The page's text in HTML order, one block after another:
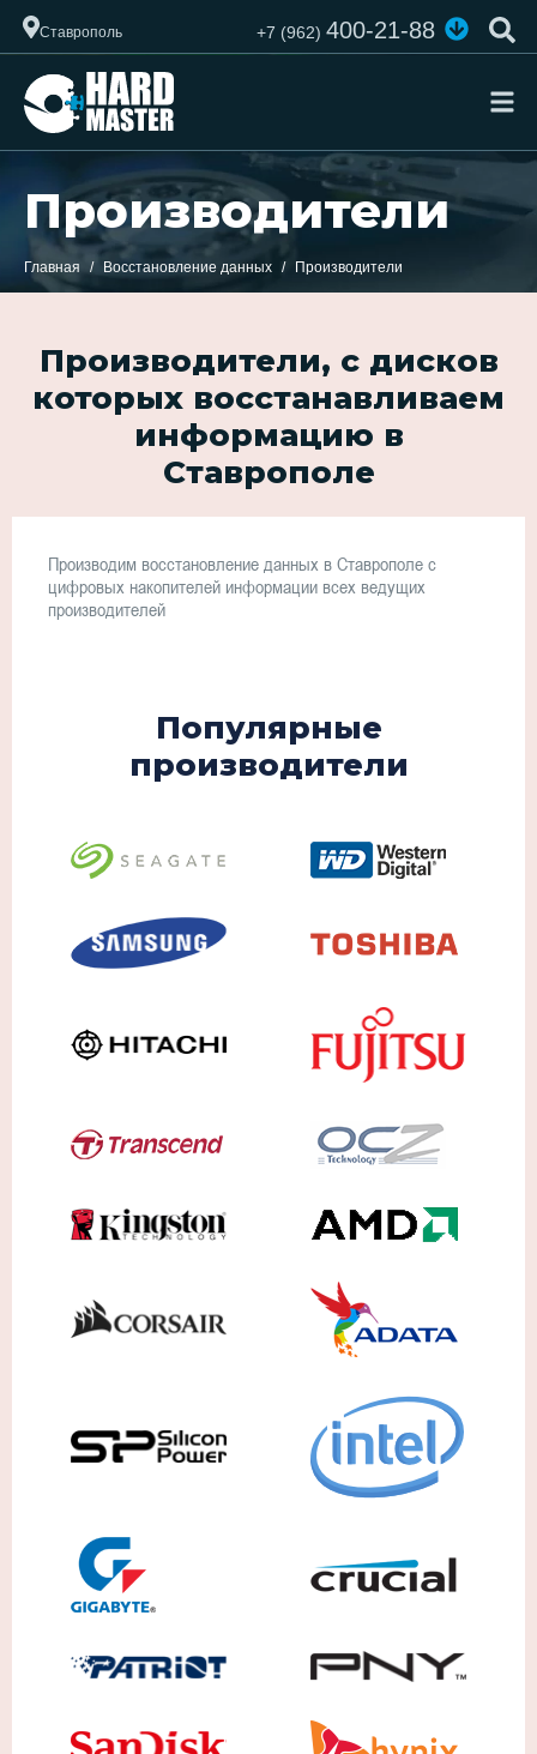
Ставрополь +7 (962)400-21-88
Производители
Главная Восстановление данных Производители
Производители, с дисков
которых восстанавливаем
информацию в
Ставрополе
Производим восстановление данных в Ставрополе с
цифровых накопителей информации всех ведущих
производителей
Популярные
производители